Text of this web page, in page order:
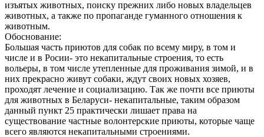
изъятых животных, поиску прежних либо новых владельцев
животных, а также по пропаганде гуманного отношения к
животным.
Обоснование:
Большая часть приютов для собак по всему миру, в том и
числе и в Росии- это некапитальные строения, то есть
вольеры, в том числе утепленные для проживания зимой, и в
них прекрасно живут собаки, ждут своих новых хозяев,
проходят лечение и социализацию. Так же почти все приюты
для животных в Беларуси- некапитальные, таким образом
данный пункт 25 практически лишает права на
существование частные волонтерские приюты, которые чаще
всего являются некапитальными строениями.